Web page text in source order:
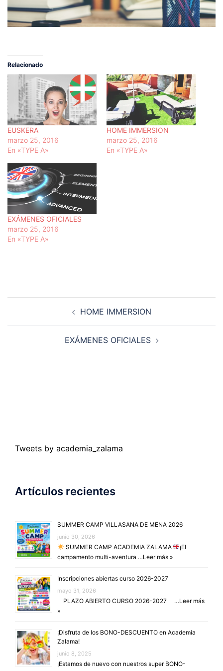
Relacionado
EUSKERA
marzo 25, 2016
En «TYPE A»
HOME IMMERSION
marzo 25, 2016
En «TYPE A»
EXÁMENES OFICIALES
marzo 25, 2016
En «TYPE A»
HOME IMMERSION
EXÁMENES OFICIALES
Tweets by academia_zalama
Artículos recientes
SUMMER CAMP VILLASANA DE MENA 2026
junio 30, 2026
SUMMER CAMP ACADEMIA ZALAMA
¡El
campamento multi-aventura …Leer más »
Inscripciones abiertas curso 2026-2027
mayo 31, 2026
PLAZO ABIERTO CURSO 2026-2027 …Leer más
»
¡Disfruta de los BONO-DESCUENTO en Academia
Zalama!
junio 8, 2025
¡Estamos de nuevo con nuestros super BONO-